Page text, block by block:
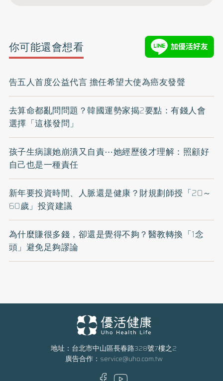
你可能還會想看
告五人首度公益代言 擔任希望大使為癌友發聲
去算命都亂問問題？韓國運勢家揭2要點：有錢人會
選擇「這樣發問」
孩子生病讓她崩潰又自責⋯她經歷後才理解：照顧好
自己也是一種責任
新年要投資時間、人脈還是健康？財規劃師授「20～
60歲」投資建議
為什麼賺很多錢，卻還是覺得不夠？醫教轉換「1念
頭」避免足夠謬論
地址：台北市中山區長春路328號7樓之2
廣告合作： service@uho.com.tw